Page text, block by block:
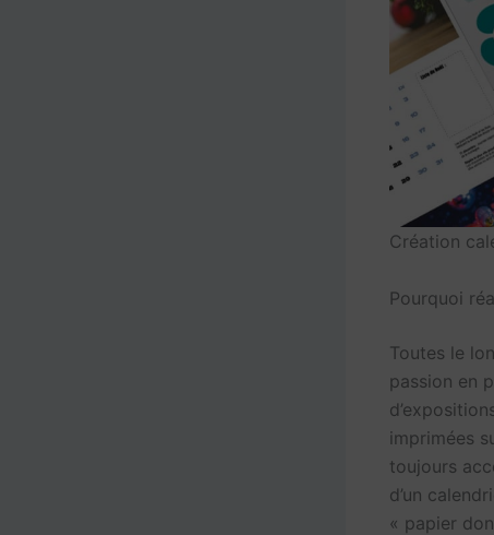
Création
Pourquoi
Toutes le
passion en
imprimées
toujours
d’un
« papier